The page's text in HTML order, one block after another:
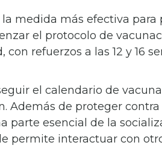
medida más efectiva para
el protocolo de
con refuerzos a las 12 y 16
el calendario de
Además de proteger contra
parte esencial de la
permite interactuar con